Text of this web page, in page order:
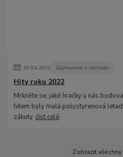
29.04.2023 Zajímavosti z obchodu
Hity roku 2022
Mrkněte se, jaké hračky u nás
hitem byly malá polystyrenová
zákuty.číst celé
Zobrazit všechny